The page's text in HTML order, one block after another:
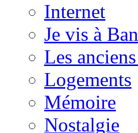
Internet
Je vis à
Les
Logements
Mémoire
Nostalgie